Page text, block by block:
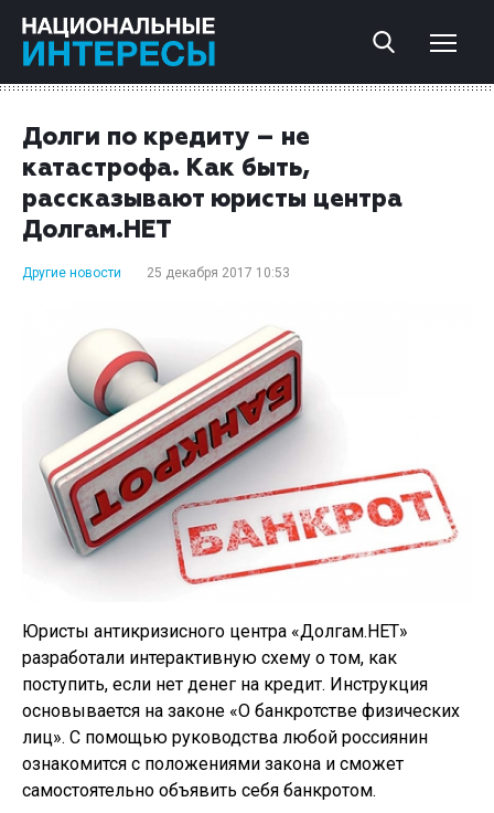
Долги по кредиту – не
катастрофа. Как быть,
рассказывают юристы центра
Долгам.НЕТ
Другие новости 25 декабря 2017 10:53
Юристы антикризисного центра «Долгам.НЕТ»
разработали интерактивную схему о том, как
поступить, если нет денег на кредит. Инструкция
основывается на законе «О банкротстве физических
лиц». С помощью руководства любой россиянин
ознакомится с положениями закона и сможет
самостоятельно объявить себя банкротом.